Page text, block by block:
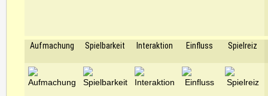
Aufmachung Spielbarkeit Interaktion Einfluss Spielreiz